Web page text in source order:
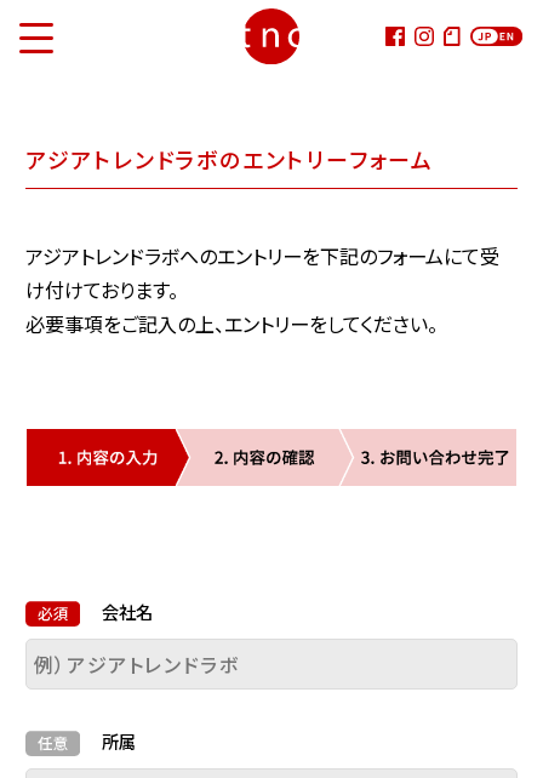
SERVICE
Life Style Communicator
ASIA Trend Lab.
MAISON DE TSUYUKI
MEMBER
RECRUIT
ACCESS
アジアトレンドラボのエントリーフォーム
アジアトレンドラボへのエントリーを下記のフォームにて受
け付けております。
必要事項をご記入の上、エントリーをしてください。
会社名
所属